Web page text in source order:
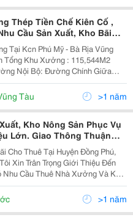
Thép Tiền Chế Kiên Cố ,
Cầu Sản Xuất, Kho Bãi
Tại Kcn Phú Mỹ - Bà Rịa Vũng
Nội Bộ: Đường Chính Giữa
Giữa Các Phân Khu Rộng 7M,
15-30M &Bull; Nước
Tàu >1 năm
Kho Nông Sản Phục Vụ
Lớn. Giao Thông Thuận
Cho Thuê Tại Huyện Đồng Phú,
Xin Trân Trọng Giới Thiệu Đến
Nhu Cầu Thuê Nhà Xưởng Và Kho
Và Tiện Ích Hiện Đại Tại Huyện
Thông Tin Chi Tiết: - 1... >1 năm